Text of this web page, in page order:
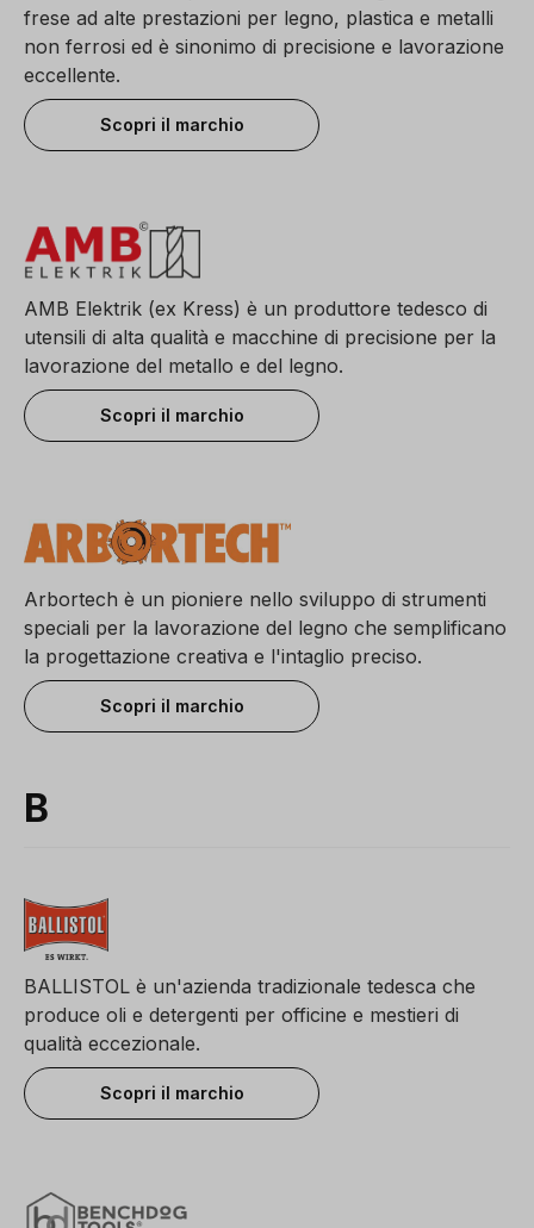
frese ad alte prestazioni per legno, plastica e metalli
non ferrosi ed è sinonimo di precisione e lavorazione
eccellente.
Scopri il marchio
AMB Elektrik (ex Kress) è un produttore tedesco di
utensili di alta qualità e macchine di precisione per la
lavorazione del metallo e del legno.
Scopri il marchio
Arbortech è un pioniere nello sviluppo di strumenti
speciali per la lavorazione del legno che semplificano
la progettazione creativa e l'intaglio preciso.
Scopri il marchio
B
BALLISTOL è un'azienda tradizionale tedesca che
produce oli e detergenti per officine e mestieri di
qualità eccezionale.
Scopri il marchio